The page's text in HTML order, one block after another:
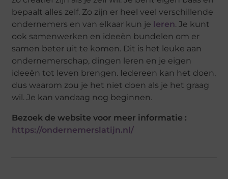
bepaalt alles zelf. Zo zijn er heel veel verschillende
ondernemers en van elkaar kun je leren. Je kunt
ook samenwerken en ideeën bundelen om er
samen beter uit te komen. Dit is het leuke aan
ondernemerschap, dingen leren en je eigen
ideeën tot leven brengen. Iedereen kan het doen,
dus waarom zou je het niet doen als je het graag
wil. Je kan vandaag nog beginnen.
Bezoek de website voor meer informatie :
https://ondernemerslatijn.nl/